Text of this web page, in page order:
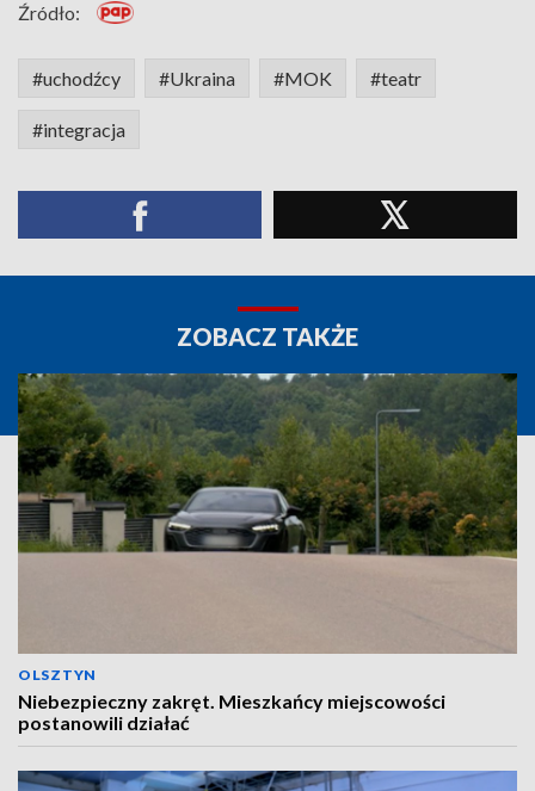
Źródło:
#uchodźcy #Ukraina #MOK #teatr
#integracja
ZOBACZ TAKŻE
OLSZTYN
Niebezpieczny zakręt. Mieszkańcy miejscowości
postanowili działać